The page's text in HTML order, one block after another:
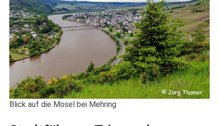
Blick auf die Mosel bei Mehring